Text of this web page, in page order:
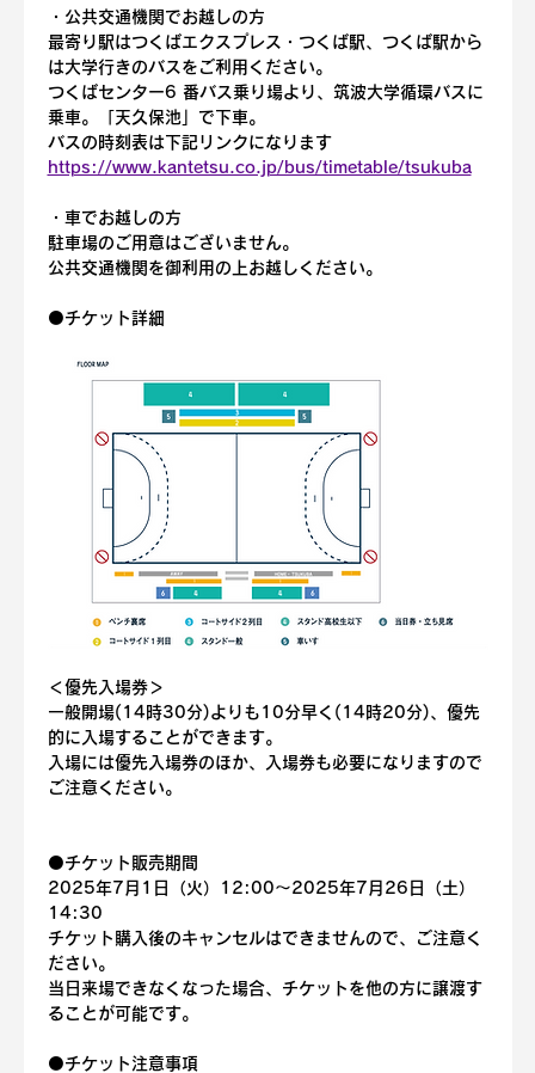
・公共交通機関でお越しの方
最寄り駅はつくばエクスプレス・つくば駅、つくば駅から
は大学行きのバスをご利用ください。
つくばセンター6 番バス乗り場より、筑波大学循環バスに
乗車。「天久保池」で下車。
バスの時刻表は下記リンクになります
https://www.kantetsu.co.jp/bus/timetable/tsukuba
・車でお越しの方
駐車場のご用意はございません。
公共交通機関を御利用の上お越しください。
⚫️チケット詳細
＜優先入場券＞
一般開場(14時30分)よりも10分早く(14時20分)、優先
的に入場することができます。
入場には優先入場券のほか、入場券も必要になりますので
ご注意ください。
⚫️チケット販売期間
2025年7月1日（火）12:00〜2025年7月26日（土）
14:30
チケット購入後のキャンセルはできませんので、ご注意く
ださい。
当日来場できなくなった場合、チケットを他の方に譲渡す
ることが可能です。
⚫️チケット注意事項